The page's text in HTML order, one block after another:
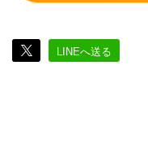
LINEへ送る